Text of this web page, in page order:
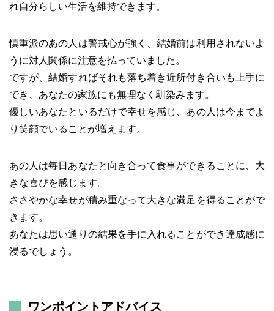
れ自分らしい生活を維持できます。
慎重派のあの人は警戒心が強く、結婚前は利用されないよ
うに対人関係に注意を払っていました。
ですが、結婚すればそれも落ち着き近所付き合いも上手に
でき、あなたの家族にも無理なく馴染みます。
優しいあなたといるだけで幸せを感じ、あの人は今までよ
り笑顔でいることが増えます。
あの人は毎日あなたと向き合って食事ができることに、大
きな喜びを感じます。
ささやかな幸せが積み重なって大きな満足を得ることがで
きます。
あなたは思い通りの結果を手に入れることができ達成感に
浸るでしょう。
ワンポイントアドバイス